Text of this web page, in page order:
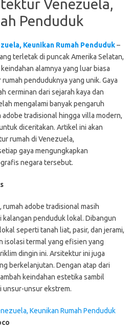
Venezuela,
Penduduk
Keunikan Rumah Penduduk–
terletak di puncak Amerika Selatan,
alamnya yang luar biasa
penduduknya yang unik. Gaya
cerminan dari sejarah kaya dan
mengalami banyak pengaruh
tradisional hingga villa modern,
diceritakan. Artikel ini akan
rumah di Venezuela,
gaya mengungkapkan
negara tersebut.
adobe tradisional masih
penduduk lokal. Dibangun
seperti tanah liat, pasir, dan jerami,
isolasi termal yang efisien yang
dingin ini. Arsitektur ini juga
berkelanjutan. Dengan atap dari
keindahan estetika sambil
unsur-unsur ekstrem.